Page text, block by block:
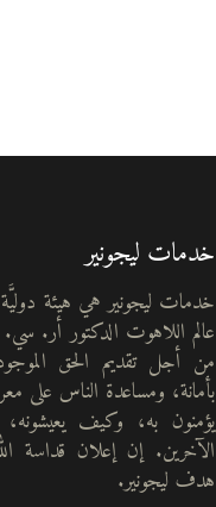
خدمات ليجونير
خدمات ليجونير هي هيئة دوليَّة
من أجل تقديم الحق
بأمانة، ومساعدة الناس على
يؤمنون به، وكيف
الآخرين. إن إعلان قداسة
هدف ليجونير.